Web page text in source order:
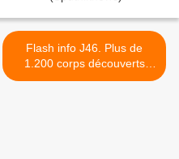
Flash info J46. Plus de
1.200 corps découverts
dans la région de Kiev